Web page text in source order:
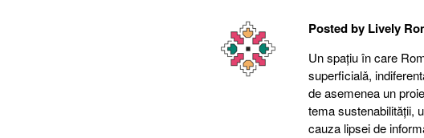
Posted by Lively
Un spațiu în care
superficialǎ,
de asemenea un
tema sustenabilității,
cauza lipsei de